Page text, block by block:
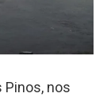
Pinos, nos